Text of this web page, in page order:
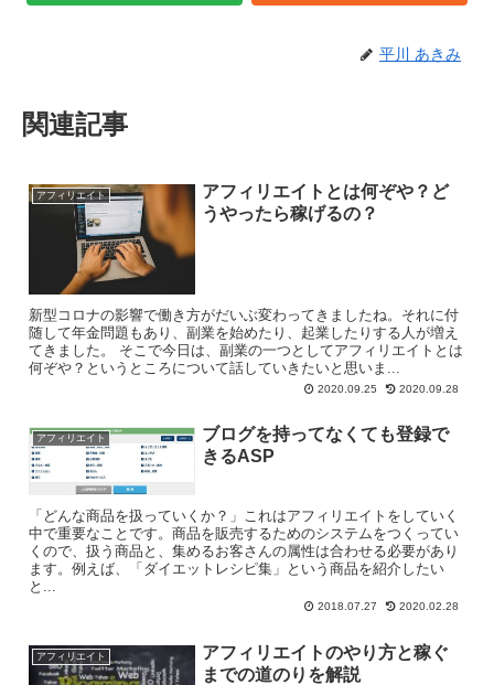
平川 あきみ
関連記事
アフィリエイト
アフィリエイトとは何ぞや？ど
うやったら稼げるの？
新型コロナの影響で働き方がだいぶ変わってきましたね。それに付
随して年金問題もあり、副業を始めたり、起業したりする人が増え
てきました。 そこで今日は、副業の一つとしてアフィリエイトとは
何ぞや？というところについて話していきたいと思いま...
2020.09.25 2020.09.28
アフィリエイト
ブログを持ってなくても登録で
きるASP
「どんな商品を扱っていくか？」これはアフィリエイトをしていく
中で重要なことです。商品を販売するためのシステムをつくってい
くので、扱う商品と、集めるお客さんの属性は合わせる必要があり
ます。例えば、「ダイエットレシピ集」という商品を紹介したい
と...
2018.07.27 2020.02.28
アフィリエイト
アフィリエイトのやり方と稼ぐ
までの道のりを解説